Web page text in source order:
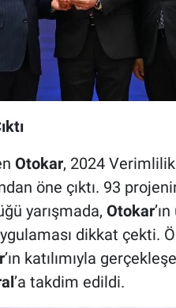
Otokar, 2024
öne çıktı. 93
yarışmada, Otokar
dikkat çekti.
’ın katılımıyla
’a takdim edildi.